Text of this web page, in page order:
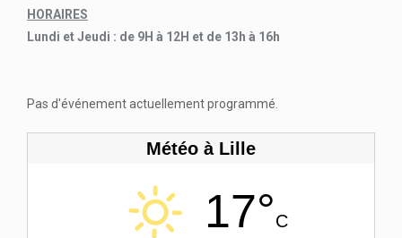
HORAIRES
Lundi et Jeudi : de 9H à 12H et de 13h à 16h
Pas d'événement actuellement programmé.
Météo à Lille
17°C